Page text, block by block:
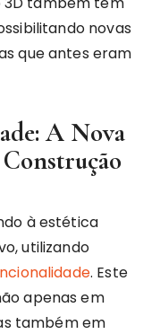
novas
que antes eram
A Nova
à estética
utilizando
. Este
apenas em
também em